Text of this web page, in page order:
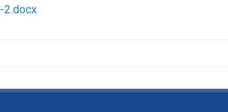
2.docx